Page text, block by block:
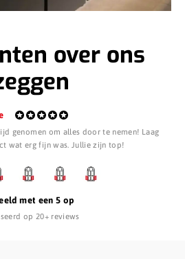
over ons
genomen om alles door te nemen! Laag
wat erg fijn was. Jullie zijn top!
met een 5 op
op 20+ reviews